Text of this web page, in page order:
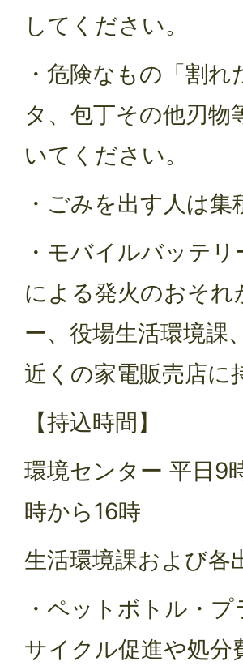
してください。
・危険なもの「割
タ、包丁その他刃物
いてください。
・ごみを出す人は
・モバイルバッテ
による発火のおそ
ー、役場生活環境課
近くの家電販売店に
【持込時間】
環境センター 平日9
時から16時
生活環境課および各
・ペットボトル・
サイクル促進や処